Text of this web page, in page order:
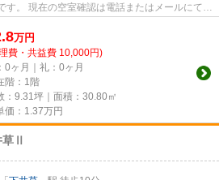
ルにてお
万円
費・共益費 10,000円)
0ヶ月｜礼：0ヶ月
階：1階
：9.31坪｜面積：30.80㎡
価： 1.37万円
草Ⅱ